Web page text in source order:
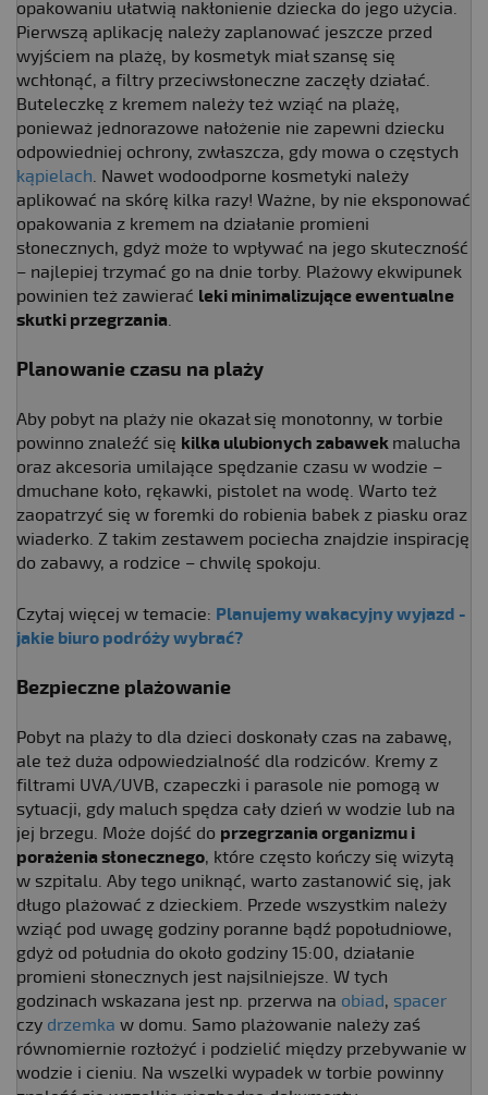
opakowaniu ułatwią nakłonienie dziecka do jego użycia.
Pierwszą aplikację należy zaplanować jeszcze przed
wyjściem na plażę, by kosmetyk miał szansę się
wchłonąć, a filtry przeciwsłoneczne zaczęły działać.
Buteleczkę z kremem należy też wziąć na plażę,
ponieważ jednorazowe nałożenie nie zapewni dziecku
odpowiedniej ochrony, zwłaszcza, gdy mowa o częstych
kąpielach. Nawet wodoodporne kosmetyki należy
aplikować na skórę kilka razy! Ważne, by nie eksponować
opakowania z kremem na działanie promieni
słonecznych, gdyż może to wpływać na jego skuteczność
– najlepiej trzymać go na dnie torby. Plażowy ekwipunek
powinien też zawierać leki minimalizujące ewentualne
skutki przegrzania.
Planowanie czasu na plaży
Aby pobyt na plaży nie okazał się monotonny, w torbie
powinno znaleźć się kilka ulubionych zabawek malucha
oraz akcesoria umilające spędzanie czasu w wodzie –
dmuchane koło, rękawki, pistolet na wodę. Warto też
zaopatrzyć się w foremki do robienia babek z piasku oraz
wiaderko. Z takim zestawem pociecha znajdzie inspirację
do zabawy, a rodzice – chwilę spokoju.
Czytaj więcej w temacie: Planujemy wakacyjny wyjazd -
jakie biuro podróży wybrać?
Bezpieczne plażowanie
Pobyt na plaży to dla dzieci doskonały czas na zabawę,
ale też duża odpowiedzialność dla rodziców. Kremy z
filtrami UVA/UVB, czapeczki i parasole nie pomogą w
sytuacji, gdy maluch spędza cały dzień w wodzie lub na
jej brzegu. Może dojść do przegrzania organizmu i
porażenia słonecznego, które często kończy się wizytą
w szpitalu. Aby tego uniknąć, warto zastanowić się, jak
długo plażować z dzieckiem. Przede wszystkim należy
wziąć pod uwagę godziny poranne bądź popołudniowe,
gdyż od południa do około godziny 15:00, działanie
promieni słonecznych jest najsilniejsze. W tych
godzinach wskazana jest np. przerwa na obiad, spacer
czy drzemka w domu. Samo plażowanie należy zaś
równomiernie rozłożyć i podzielić między przebywanie w
wodzie i cieniu. Na wszelki wypadek w torbie powinny